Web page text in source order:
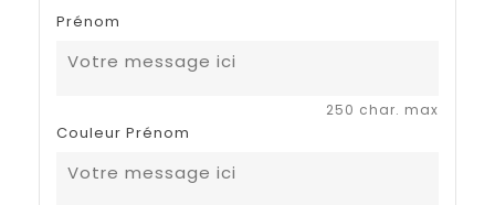
Prénom
250 char. max
Couleur Prénom